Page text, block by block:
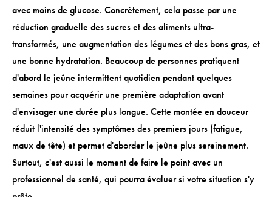
avec moins de glucose. Concrètement, cela passe par une
réduction graduelle des sucres et des aliments ultra-
transformés, une augmentation des légumes et des bons gras, et
une bonne hydratation. Beaucoup de personnes pratiquent
d'abord le jeûne intermittent quotidien pendant quelques
semaines pour acquérir une première adaptation avant
d'envisager une durée plus longue. Cette montée en douceur
réduit l'intensité des symptômes des premiers jours (fatigue,
maux de tête) et permet d'aborder le jeûne plus sereinement.
Surtout, c'est aussi le moment de faire le point avec un
professionnel de santé, qui pourra évaluer si votre situation s'y